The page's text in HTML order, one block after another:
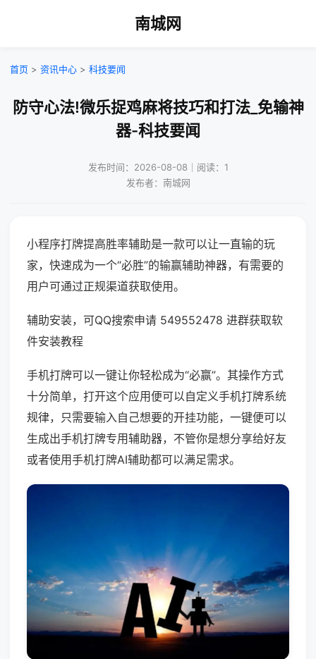
南城网
首页 > 资讯中心 > 科技要闻
防守心法!微乐捉鸡麻将技巧和打法_免输神
器-科技要闻
发布时间：2026-08-08｜阅读：1
发布者：南城网
小程序打牌提高胜率辅助是一款可以让一直输的玩
家，快速成为一个“必胜”的输赢辅助神器，有需要的
用户可通过正规渠道获取使用。
辅助安装，可QQ搜索申请 549552478 进群获取软
件安装教程
手机打牌可以一键让你轻松成为“必赢”。其操作方式
十分简单，打开这个应用便可以自定义手机打牌系统
规律，只需要输入自己想要的开挂功能，一键便可以
生成出手机打牌专用辅助器，不管你是想分享给好友
或者使用手机打牌AI辅助都可以满足需求。